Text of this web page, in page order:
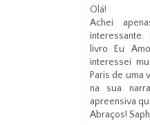
Olá!
Achei
livro Eu
interessei
Paris de uma
na sua
apreensiva
Abraços!